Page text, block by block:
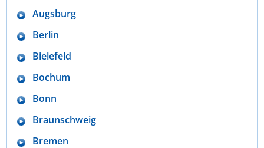
Augsburg
Berlin
Bielefeld
Bochum
Bonn
Braunschweig
Bremen